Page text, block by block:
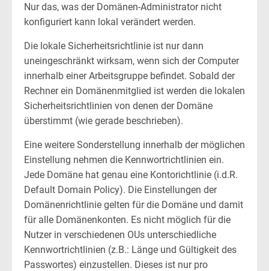
Nur das, was der Domänen-Administrator nicht
konfiguriert kann lokal verändert werden.
Die lokale Sicherheitsrichtlinie ist nur dann
uneingeschränkt wirksam, wenn sich der Computer
innerhalb einer Arbeitsgruppe befindet. Sobald der
Rechner ein Domänenmitglied ist werden die lokalen
Sicherheitsrichtlinien von denen der Domäne
überstimmt (wie gerade beschrieben).
Eine weitere Sonderstellung innerhalb der möglichen
Einstellung nehmen die Kennwortrichtlinien ein.
Jede Domäne hat genau eine Kontorichtlinie (i.d.R.
Default Domain Policy). Die Einstellungen der
Domänenrichtlinie gelten für die Domäne und damit
für alle Domänenkonten. Es nicht möglich für die
Nutzer in verschiedenen OUs unterschiedliche
Kennwortrichtlinien (z.B.: Länge und Gültigkeit des
Passwortes) einzustellen. Dieses ist nur pro